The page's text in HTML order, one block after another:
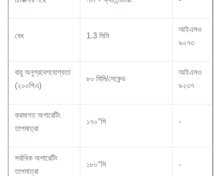
বেধ 1.3 মিমি
আইএসও
৯০৭৩
বায়ু অনুপ্রবেশযোগ্যতা
(২০০পিএ)
৮০ মিমি/সেকেন্ড
আইএসও
৯২৩৭
ক্রমাগত অপারেটিং
তাপমাত্রা
১৭০°সি -
সর্বাধিক অপারেটিং
তাপমাত্রা
১৮০°সি -